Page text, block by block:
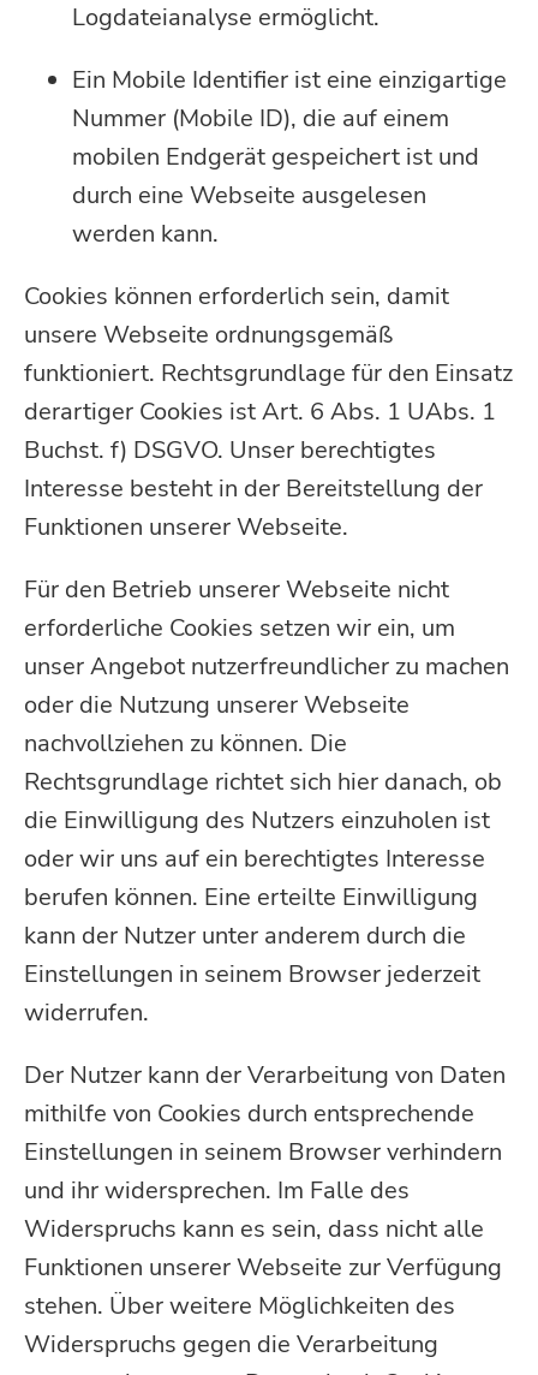
Logdateianalyse ermöglicht.
Ein Mobile Identifier ist eine einzigartige
Nummer (Mobile ID), die auf einem
mobilen Endgerät gespeichert ist und
durch eine Webseite ausgelesen
werden kann.
Cookies können erforderlich sein, damit
unsere Webseite ordnungsgemäß
funktioniert. Rechtsgrundlage für den Einsatz
derartiger Cookies ist Art. 6 Abs. 1 UAbs. 1
Buchst. f) DSGVO. Unser berechtigtes
Interesse besteht in der Bereitstellung der
Funktionen unserer Webseite.
Für den Betrieb unserer Webseite nicht
erforderliche Cookies setzen wir ein, um
unser Angebot nutzerfreundlicher zu machen
oder die Nutzung unserer Webseite
nachvollziehen zu können. Die
Rechtsgrundlage richtet sich hier danach, ob
die Einwilligung des Nutzers einzuholen ist
oder wir uns auf ein berechtigtes Interesse
berufen können. Eine erteilte Einwilligung
kann der Nutzer unter anderem durch die
Einstellungen in seinem Browser jederzeit
widerrufen.
Der Nutzer kann der Verarbeitung von Daten
mithilfe von Cookies durch entsprechende
Einstellungen in seinem Browser verhindern
und ihr widersprechen. Im Falle des
Widerspruchs kann es sein, dass nicht alle
Funktionen unserer Webseite zur Verfügung
stehen. Über weitere Möglichkeiten des
Widerspruchs gegen die Verarbeitung